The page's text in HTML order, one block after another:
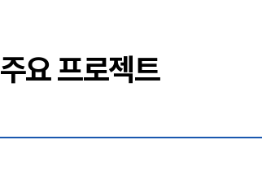
주요 프로젝트